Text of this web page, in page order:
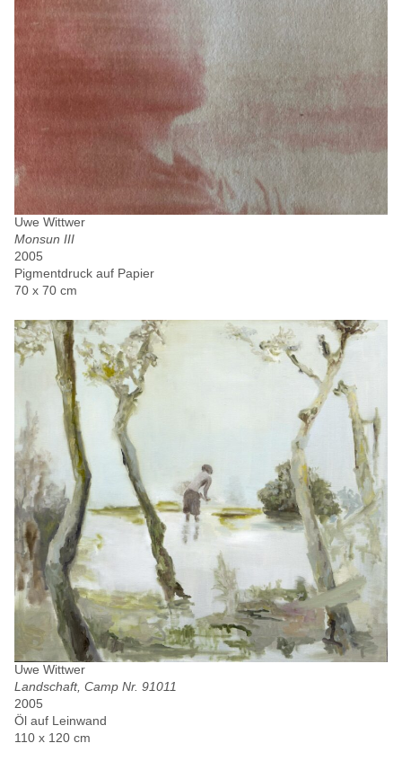
Uwe Wittwer
Monsun III
2005
Pigmentdruck auf Papier
70 x 70 cm
Uwe Wittwer
Landschaft, Camp Nr. 91011
2005
Öl auf Leinwand
110 x 120 cm